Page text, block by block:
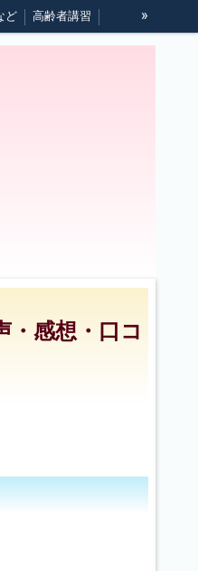
ど 高齢者講習 »
感想・口コ